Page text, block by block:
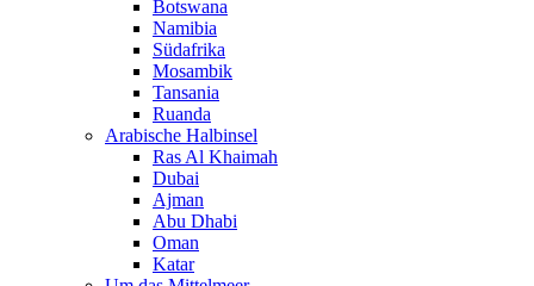
Botswana
Namibia
Südafrika
Mosambik
Tansania
Ruanda
Arabische Halbinsel
Ras Al Khaimah
Dubai
Ajman
Abu Dhabi
Oman
Katar